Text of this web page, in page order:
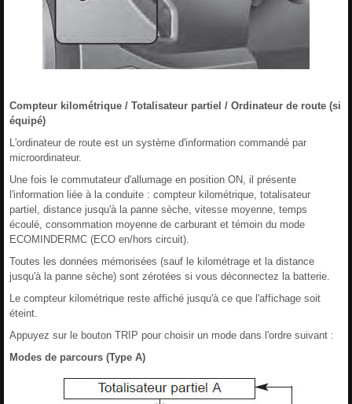
Compteur kilométrique / Totalisateur partiel / Ordinateur de route (si
équipé)
L'ordinateur de route est un système d'information commandé par
microordinateur.
Une fois le commutateur d'allumage en position ON, il présente
l'information liée à la conduite : compteur kilométrique, totalisateur
partiel, distance jusqu'à la panne sèche, vitesse moyenne, temps
écoulé, consommation moyenne de carburant et témoin du mode
ECOMINDERMC (ECO en/hors circuit).
Toutes les données mémorisées (sauf le kilométrage et la distance
jusqu'à la panne sèche) sont zérotées si vous déconnectez la batterie.
Le compteur kilométrique reste affiché jusqu'à ce que l'affichage soit
éteint.
Appuyez sur le bouton TRIP pour choisir un mode dans l'ordre suivant :
Modes de parcours (Type A)